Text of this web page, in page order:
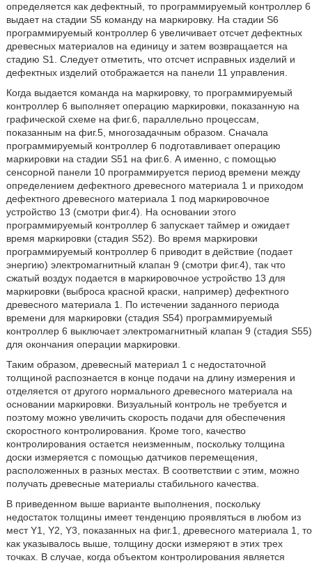
определяется как дефектный, то программируемый контроллер 6
выдает на стадии S5 команду на маркировку. На стадии S6
программируемый контроллер 6 увеличивает отсчет дефектных
древесных материалов на единицу и затем возвращается на
стадию S1. Следует отметить, что отсчет исправных изделий и
дефектных изделий отображается на панели 11 управления.
Когда выдается команда на маркировку, то программируемый
контроллер 6 выполняет операцию маркировки, показанную на
графической схеме на фиг.6, параллельно процессам,
показанным на фиг.5, многозадачным образом. Сначала
программируемый контроллер 6 подготавливает операцию
маркировки на стадии S51 на фиг.6. А именно, с помощью
сенсорной панели 10 программируется период времени между
определением дефектного древесного материала 1 и приходом
дефектного древесного материала 1 под маркировочное
устройство 13 (смотри фиг.4). На основании этого
программируемый контроллер 6 запускает таймер и ожидает
время маркировки (стадия S52). Во время маркировки
программируемый контроллер 6 приводит в действие (подает
энергию) электромагнитный клапан 9 (смотри фиг.4), так что
сжатый воздух подается в маркировочное устройство 13 для
маркировки (выброса красной краски, например) дефектного
древесного материала 1. По истечении заданного периода
времени для маркировки (стадия S54) программируемый
контроллер 6 выключает электромагнитный клапан 9 (стадия S55)
для окончания операции маркировки.
Таким образом, древесный материал 1 с недостаточной
толщиной распознается в конце подачи на длину измерения и
отделяется от другого нормального древесного материала на
основании маркировки. Визуальный контроль не требуется и
поэтому можно увеличить скорость подачи для обеспечения
скоростного контролирования. Кроме того, качество
контролирования остается неизменным, поскольку толщина
доски измеряется с помощью датчиков перемещения,
расположенных в разных местах. В соответствии с этим, можно
получать древесные материалы стабильного качества.
В приведенном выше варианте выполнения, поскольку
недостаток толщины имеет тенденцию проявляться в любом из
мест Y1, Y2, Y3, показанных на фиг.1, древесного материала 1, то
как указывалось выше, толщину доски измеряют в этих трех
точках. В случае, когда объектом контролирования является